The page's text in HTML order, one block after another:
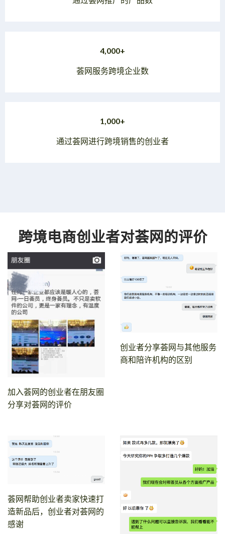
4,000+
荟网服务跨境企业数
1,000+
通过荟网进行跨境销售的创业者
跨境电商创业者对荟网的评价
加入荟网的创业者在朋友圈
分享对荟网的评价
创业者分享荟网与其他服务
商和陪许机构的区别
荟网帮助创业者卖家快速打
造新品后，创业者对荟网的
感谢